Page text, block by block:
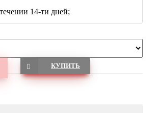
14-ти дней;
КУПИТЬ